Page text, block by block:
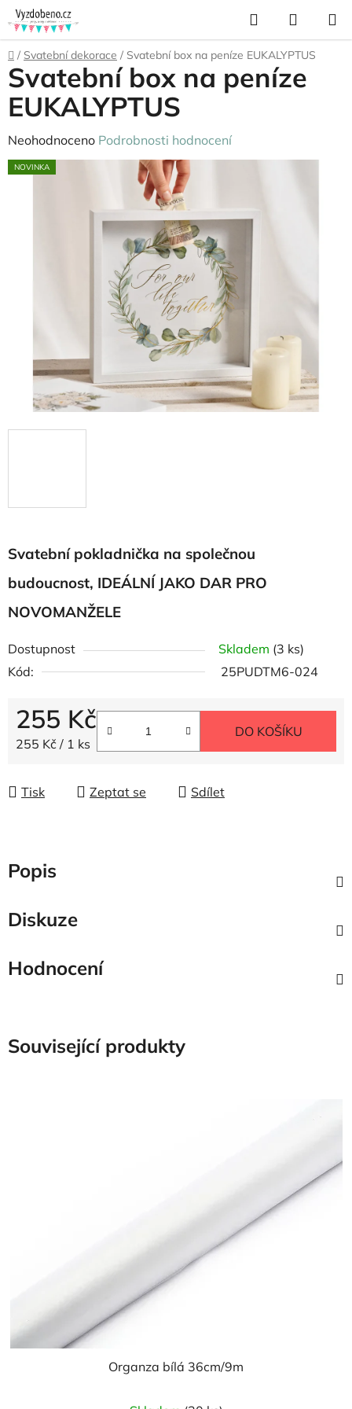
Přejít
na
obsah
Hledat
KOŠÍK
Domů
/ Svatební dekorace / Svatební box na peníze EUKALYPTUS
Svatební pokladnička na společnou
budoucnost, IDEÁLNÍ JAKO DAR PRO
NOVOMANŽELE
Dostupnost Skladem (3 ks)
Kód:
25PUDTM6-024
255 Kč
Měrná cena:
255 Kč / 1 ks
DO KOŠÍKU
Tisk Zeptat se Sdílet
Svatební box na peníze
EUKALYPTUS
Průměrné
hodnocení
Neohodnoceno Podrobnosti hodnocení
NOVINKA
Popis
Diskuze
Hodnocení
Související produkty
Organza bílá 36cm/9m